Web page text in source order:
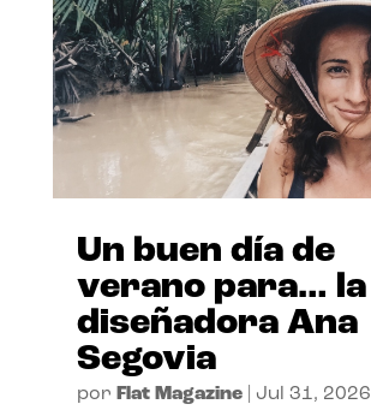
Un buen día de
verano para… la
diseñadora Ana
Segovia
por Flat Magazine| Jul 31, 2026